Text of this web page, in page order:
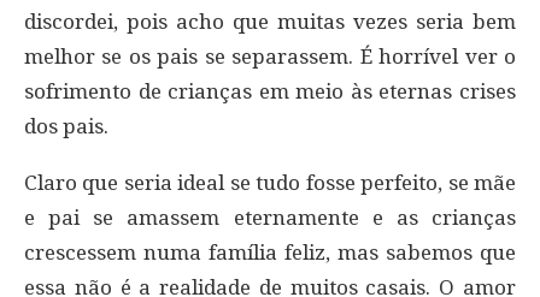
discordei, pois acho que muitas vezes seria bem
melhor se os pais se separassem. É horrível ver o
sofrimento de crianças em meio às eternas crises
dos pais.
Claro que seria ideal se tudo fosse perfeito, se mãe
e pai se amassem eternamente e as crianças
crescessem numa família feliz, mas sabemos que
essa não é a realidade de muitos casais. O amor